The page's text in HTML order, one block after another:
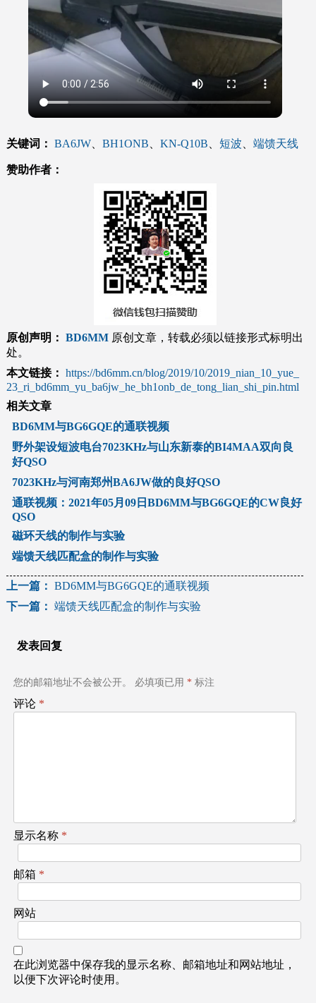
关键词： BA6JW、 BH1ONB KN-Q10B 短波 端馈天线
赞助作者：
原创声明： BD6MM原创文章，转载必须以链接形式标明出
处。
本文链接： https://bd6mm.cn/blog/2019/10/2019_nian_10_yue_
23_ri_bd6mm_yu_ba6jw_he_bh1onb_de_tong_lian_shi_pin.html
相关文章
BD6MM与BG6GQE的通联视频
野外架设短波电台7023KHz与山东新泰的BI4MAA双向良
好QSO
7023KHz与河南郑州BA6JW做的良好QSO
通联视频：2021年05月09日BD6MM与BG6GQE的CW良好
QSO
磁环天线的制作与实验
端馈天线匹配盒的制作与实验
文
导
航
上一篇： BD6MM与BG6GQE的通联视频
下一篇： 端馈天线匹配盒的制作与实验
发表回复
您的邮箱地址不会被公开。 必填项已用 *标注
评论 *
显示名称 *
邮箱 *
网站
在此浏览器中保存我的显示名称、邮箱地址和网站地址，
以便下次评论时使用。